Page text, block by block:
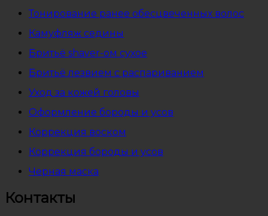
Тонирование ранее обесцвеченных волос
Камуфляж седины
Бритьё shaver-ом сухое
Бритьё лезвием с распариванием
Уход за кожей головы
Оформление бороды и усов
Коррекция воском
Коррекция бороды и усов
Черная маска
Контакты